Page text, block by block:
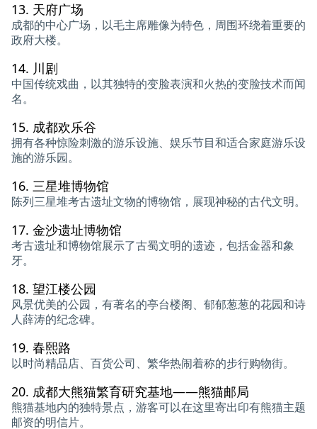
13. 天府广场
成都的中心广场，以毛主席雕像为特色，周围环绕着重要的
政府大楼。
14. 川剧
中国传统戏曲，以其独特的变脸表演和火热的变脸技术而闻
名。
15. 成都欢乐谷
拥有各种惊险刺激的游乐设施、娱乐节目和适合家庭游乐设
施的游乐园。
16. 三星堆博物馆
陈列三星堆考古遗址文物的博物馆，展现神秘的古代文明。
17. 金沙遗址博物馆
考古遗址和博物馆展示了古蜀文明的遗迹，包括金器和象
牙。
18. 望江楼公园
风景优美的公园，有著名的亭台楼阁、郁郁葱葱的花园和诗
人薛涛的纪念碑。
19. 春熙路
以时尚精品店、百货公司、繁华热闹着称的步行购物街。
20. 成都大熊猫繁育研究基地——熊猫邮局
熊猫基地内的独特景点，游客可以在这里寄出印有熊猫主题
邮资的明信片。